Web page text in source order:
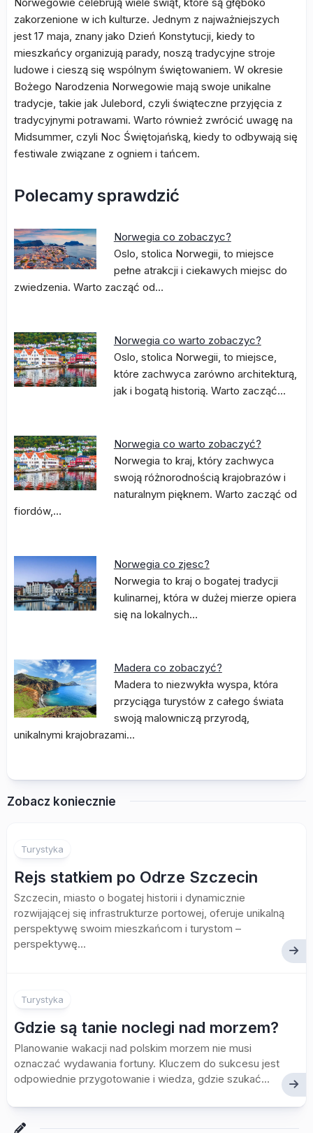
zakorzenione w ich kulturze. Jednym z najważniejszych
jest 17 maja, znany jako Dzień Konstytucji, kiedy to
mieszkańcy organizują parady, noszą tradycyjne stroje
ludowe i cieszą się wspólnym świętowaniem. W okresie
Bożego Narodzenia Norwegowie mają swoje unikalne
tradycje, takie jak Julebord, czyli świąteczne przyjęcia z
tradycyjnymi potrawami. Warto również zwrócić uwagę na
Midsummer, czyli Noc Świętojańską, kiedy to odbywają się
festiwale związane z ogniem i tańcem.
Polecamy sprawdzić
Norwegia co zobaczyc?
Oslo, stolica Norwegii, to miejsce
pełne atrakcji i ciekawych miejsc do
zwiedzenia. Warto zacząć od…
Norwegia co warto zobaczyc?
Oslo, stolica Norwegii, to miejsce,
które zachwyca zarówno architekturą,
jak i bogatą historią. Warto zacząć…
Norwegia co warto zobaczyć?
Norwegia to kraj, który zachwyca
swoją różnorodnością krajobrazów i
naturalnym pięknem. Warto zacząć od
fiordów,…
Norwegia co zjesc?
Norwegia to kraj o bogatej tradycji
kulinarnej, która w dużej mierze opiera
się na lokalnych…
Madera co zobaczyć?
Madera to niezwykła wyspa, która
przyciąga turystów z całego świata
swoją malowniczą przyrodą,
unikalnymi krajobrazami…
Zobacz koniecznie
Turystyka
Rejs statkiem po Odrze Szczecin
Szczecin, miasto o bogatej historii i dynamicznie
rozwijającej się infrastrukturze portowej, oferuje unikalną
perspektywę swoim mieszkańcom i turystom –
perspektywę...
Turystyka
Gdzie są tanie noclegi nad morzem?
Planowanie wakacji nad polskim morzem nie musi
oznaczać wydawania fortuny. Kluczem do sukcesu jest
odpowiednie przygotowanie i wiedza, gdzie szukać...